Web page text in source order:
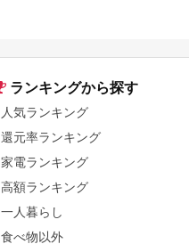
ランキングから探す
人気ランキング
還元率ランキング
家電ランキング
高額ランキング
一人暮らし
食べ物以外